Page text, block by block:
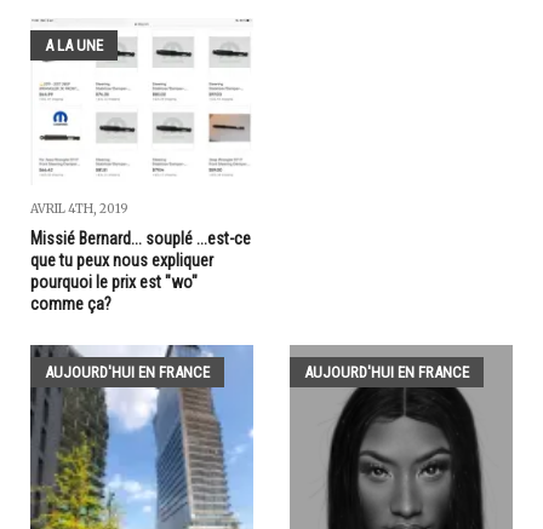
A LA UNE
AVRIL 4TH, 2019
Missié Bernard... souplé ...est-ce
que tu peux nous expliquer
pourquoi le prix est "wo"
comme ça?
AUJOURD'HUI EN FRANCE AUJOURD'HUI EN FRANCE